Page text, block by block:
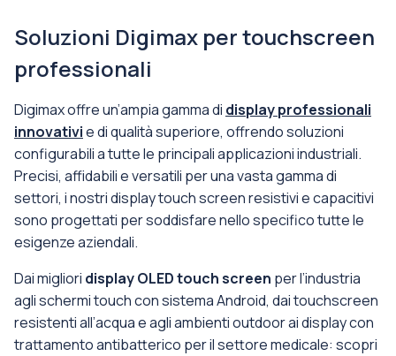
Soluzioni Digimax per touchscreen
professionali
Digimax offre un’ampia gamma di display professionali
innovativie di qualità superiore, offrendo soluzioni
configurabili a tutte le principali applicazioni industriali.
Precisi, affidabili e versatili per una vasta gamma di
settori, i nostri display touch screen resistivi e capacitivi
sono progettati per soddisfare nello specifico tutte le
esigenze aziendali.
Dai migliori display OLED touch screen per l’industria
agli schermi touch con sistema Android, dai touchscreen
resistenti all’acqua e agli ambienti outdoor ai display con
trattamento antibatterico per il settore medicale: scopri